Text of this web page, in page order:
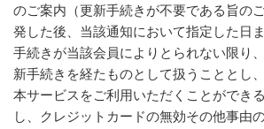
のご案内（更新手続きが不要である旨の
発した後、当該通知において指定した日
手続きが当該会員によりとられない限り
新手続きを経たものとして扱うこととし
本サービスをご利用いただくことができ
し、クレジットカードの無効その他事由